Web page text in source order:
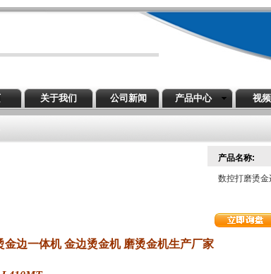
关于我们 公司新闻 产品中心 视
产品名称:
数控打磨烫
金边一体机 金边烫金机 磨烫金机生产厂家